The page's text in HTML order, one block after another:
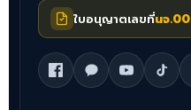
ใบอนุญาตเลขที่นจ